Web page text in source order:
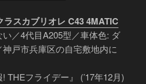
スカブリオレ C43 4MATIC
／4代目A205型／車体色: ダ
戸市兵庫区の自宅敷地内に
THEフライデー』 (’17年12月)